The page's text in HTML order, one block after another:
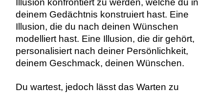
Illusion konfrontiert zu werden, welche du in
deinem Gedächtnis konstruiert hast. Eine
Illusion, die du nach deinen Wünschen
modelliert hast. Eine Illusion, die dir gehört,
personalisiert nach deiner Persönlichkeit,
deinem Geschmack, deinen Wünschen.
Du wartest, jedoch lässt das Warten zu